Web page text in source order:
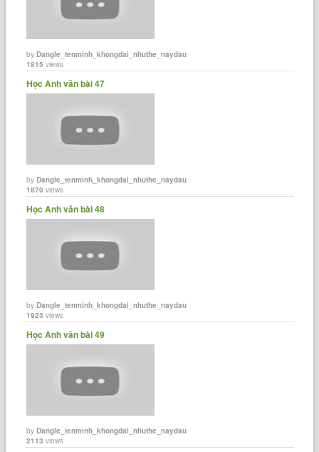
byDangle_tenminh_khongdai_nhuthe_naydau
1815 views
Học Anh văn bài 47
byDangle_tenminh_khongdai_nhuthe_naydau
1870 views
Học Anh văn bài 48
byDangle_tenminh_khongdai_nhuthe_naydau
1923 views
Học Anh văn bài 49
byDangle_tenminh_khongdai_nhuthe_naydau
2113 views